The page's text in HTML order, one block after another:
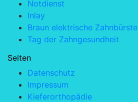
Notdienst
Inlay
Braun elektrische Zahnbürste
Tag der Zahngesundheit
Seiten
Datenschutz
Impressum
Kieferorthopädie